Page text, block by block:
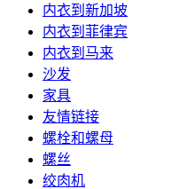
内衣到新加坡
内衣到菲律宾
内衣到马来
沙发
家具
友情链接
螺栓和螺母
螺丝
绞肉机